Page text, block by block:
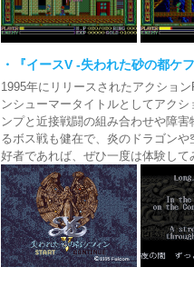
・『イースV -失われた砂の都ケ
1995年にリリースされたアクショ
ンシューマータイトルとしてアク
ンプと近接戦闘の組み合わせや障
るボス戦も健在で、炎のドラゴン
好者であれば、ぜひ一度は体験し